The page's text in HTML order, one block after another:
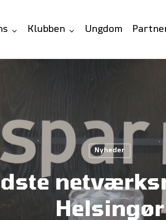
Klubben Ungdom
Nyheder
Helsingør